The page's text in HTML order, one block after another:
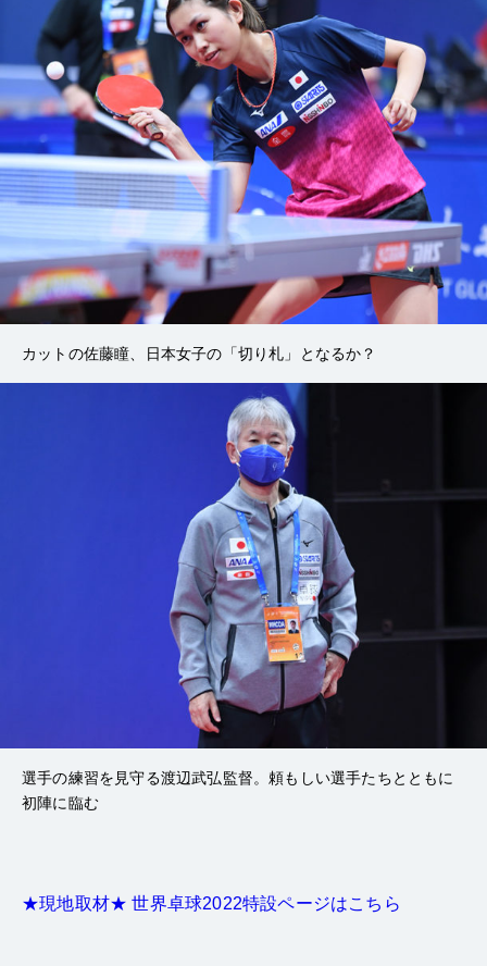
カットの佐藤瞳、日本女子の「切り札」となるか？
選手の練習を見守る渡辺武弘監督。頼もしい選手たちとともに
初陣に臨む
★現地取材★ 世界卓球2022特設ページはこちら